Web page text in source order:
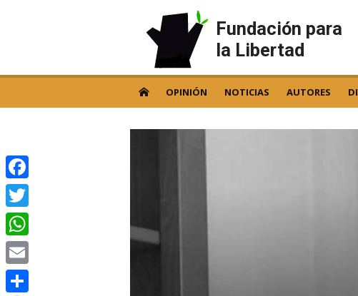
Fundación para
la Libertad
OPINIÓN NOTICIAS AUTORES
Facebook
Twitter
WhatsApp
Email